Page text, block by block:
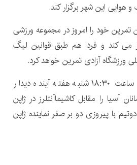
هوایی این شهر برگزار کند.
تمرین خود را امروز در مجموعه ورزشی
می کند و فردا هم طبق قوانین لیگ
ورزشگاه آزادی تمرین خواهد کرد.
تیم فوتبال پرسپولیس ساعت ۱۸:۳۰ شنبه هفته آینده دیدار
آسیا را مقابل کاشیماآنتلرز در ژاپن
با پیروزی دو بر صفر نماینده ژاپن